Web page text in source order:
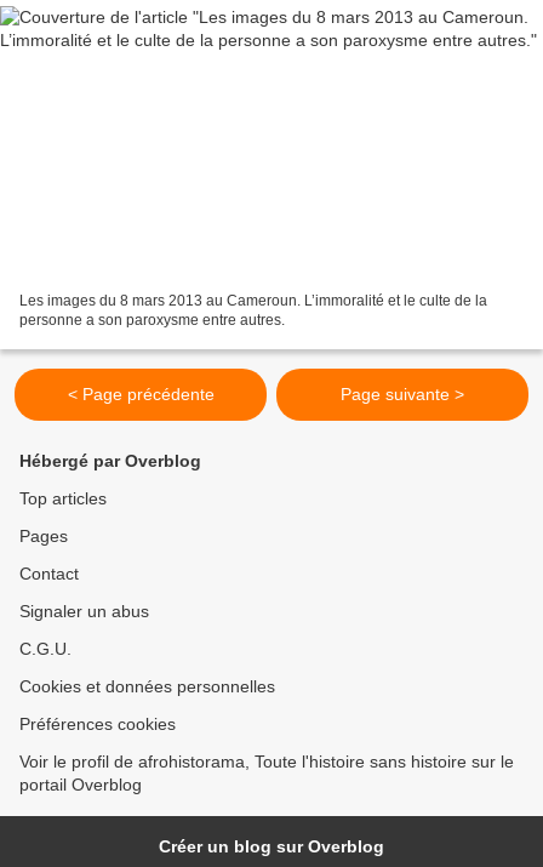
Les images du 8 mars 2013 au Cameroun. L’immoralité et le culte de la
personne a son paroxysme entre autres.
< Page précédente Page suivante >
Hébergé par Overblog
Top articles
Pages
Contact
Signaler un abus
C.G.U.
Cookies et données personnelles
Préférences cookies
Voir le profil de afrohistorama, Toute l'histoire sans histoire sur le
portail Overblog
Créer un blog sur Overblog